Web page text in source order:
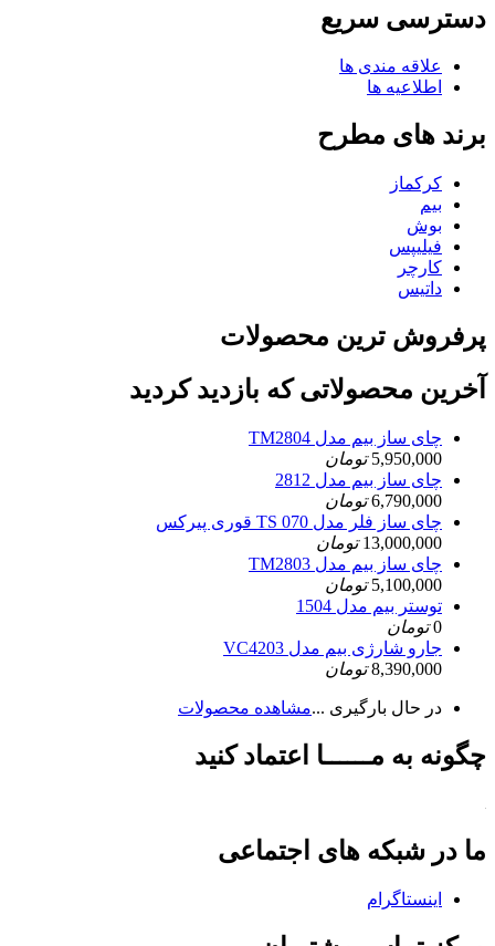
دسترسی سریع
علاقه مندی ها
اطلاعیه ها
برند های مطرح
کرکماز
بیم
بوش
فیلیپس
کارچر
داتیس
پرفروش ترین محصولات
آخرین محصولاتی که بازدید کردید
چای ساز بیم مدل TM2804
5,950,000 تومان
چای ساز بیم مدل 2812
6,790,000 تومان
چای ساز فلر مدل TS 070 قوری پیرکس
13,000,000 تومان
چای ساز بیم مدل TM2803
5,100,000 تومان
توستر بیم مدل 1504
0 تومان
جارو شارژی بیم مدل VC4203
8,390,000 تومان
در حال بارگیری ...مشاهده محصولات
چگونه به مــــــا اعتماد کنید
ما در شبکه های اجتماعی
اینستاگرام